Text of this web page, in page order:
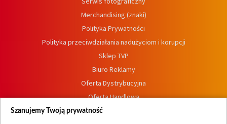
Merchandising (znaki)
Polityka Prywatności
Polityka przeciwdziałania nadużyciom i korupcji
Sklep TVP
Biuro Reklamy
Oferta Dystrybucyjna
Oferta Handlowa
Dostępność
Szanujemy Twoją prywatność